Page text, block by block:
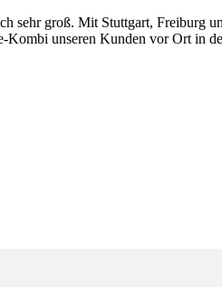
sehr groß. Mit Stuttgart, Freiburg
unseren Kunden vor Ort in